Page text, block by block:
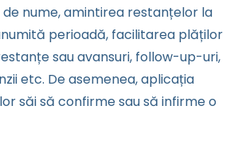
de nume, amintirea restanțelor la
perioadă, facilitarea plăților
sau avansuri, follow-up-uri,
etc. De asemenea, aplicația
săi să confirme sau să infirme o